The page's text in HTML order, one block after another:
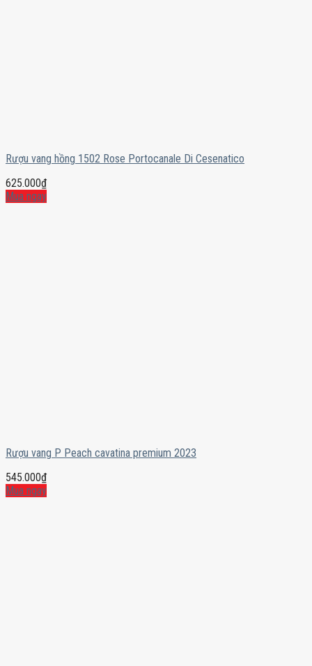
Rượu vang hồng 1502 Rose Portocanale Di Cesenatico
625.000₫
Mua ngay
Rượu vang P Peach cavatina premium 2023
545.000₫
Mua ngay